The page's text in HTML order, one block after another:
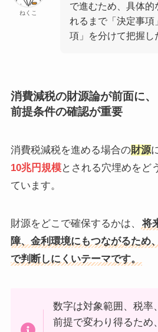
ねくこ
で進むため、具体的
れるまで「決定事項
項」を分けて把握し
消費減税の財源論が前面に
前提条件の確認が重要
消費税減税を進める場合の財源
10兆円規模とされる穴埋めをど
ています。
財源をどこで確保するかは、
将
障、金利環境にもつながるため
で判断しにくいテーマです。
数字は対象範囲、税率
前提で変わり得るため